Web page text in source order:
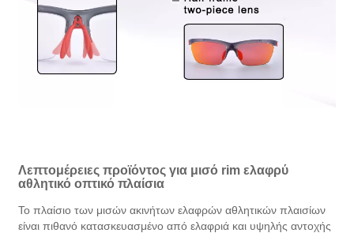
Λεπτομέρειες προϊόντος για μισό rim ελαφρύ
αθλητικό οπτικό πλαίσια
Το πλαίσιο των μισών ακινήτων ελαφρών αθλητικών πλαισίων
είναι πιθανό κατασκευασμένο από ελαφριά και υψηλής αντοχής